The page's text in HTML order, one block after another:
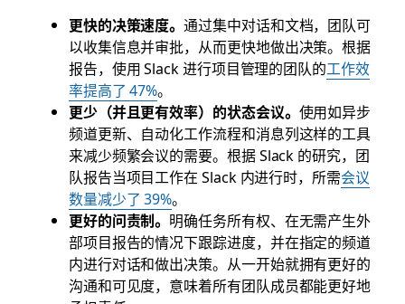
更快的决策速度。通过集中对话和文档，团队可
以收集信息并审批，从而更快地做出决策。根据
报告，使用 Slack 进行项目管理的团队的工作效
率提高了 47%。
更少（并且更有效率）的状态会议。 使用如异步
频道更新、自动化工作流程和消息列这样的工具
来减少频繁会议的需要。根据 Slack 的研究，团
队报告当项目工作在 Slack 内进行时，所需会议
数量减少了 39%。
更好的问责制。 明确任务所有权、在无需产生外
部项目报告的情况下跟踪进度，并在指定的频道
内进行对话和做出决策。从一开始就拥有更好的
沟通和可见度，意味着所有团队成员都能更好地